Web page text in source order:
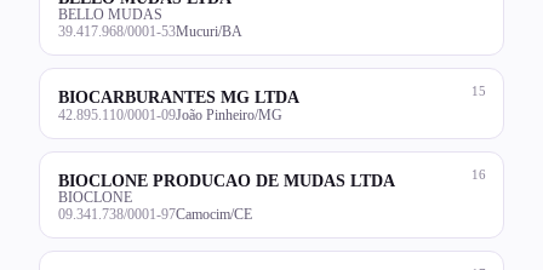
BELLO MUDAS
39.417.968/0001-53Mucuri/BA
15
BIOCARBURANTES MG LTDA
42.895.110/0001-09João Pinheiro/MG
16
BIOCLONE PRODUCAO DE MUDAS LTDA
BIOCLONE
09.341.738/0001-97Camocim/CE